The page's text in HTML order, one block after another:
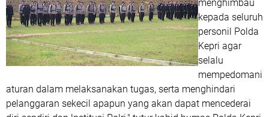
menghimbau
kepada seluruh
personil Polda
Kepri agar
selalu
mempedomani
aturan dalam melaksanakan tugas, serta menghindari
pelanggaran sekecil apapun yang akan dapat mencederai